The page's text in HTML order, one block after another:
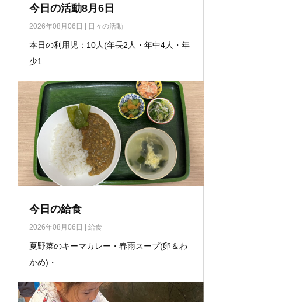
今日の活動8月6日
2026年08月06日 日々の活動
本日の利用児：10人(年長2人・年中4人・年
少1...
今日の給食
2026年08月06日 給食
夏野菜のキーマカレー・春雨スープ(卵＆わ
かめ)・...